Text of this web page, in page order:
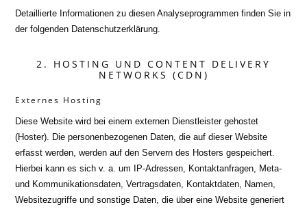
Detaillierte Informationen zu diesen Analyseprogrammen finden Sie in
der folgenden Datenschutzerklärung.
2. HOSTING UND CONTENT DELIVERY
NETWORKS (CDN)
Externes Hosting
Diese Website wird bei einem externen Dienstleister gehostet
(Hoster). Die personenbezogenen Daten, die auf dieser Website
erfasst werden, werden auf den Servern des Hosters gespeichert.
Hierbei kann es sich v. a. um IP-Adressen, Kontaktanfragen, Meta-
und Kommunikationsdaten, Vertragsdaten, Kontaktdaten, Namen,
Websitezugriffe und sonstige Daten, die über eine Website generiert